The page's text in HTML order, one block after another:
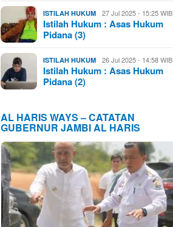
ISTILAH HUKUM 27 Jul 2025 - 15:25 WIB
Istilah Hukum : Asas Hukum
Pidana (3)
ISTILAH HUKUM 26 Jul 2025 - 14:58 WIB
Istilah Hukum : Asas Hukum
Pidana (2)
AL HARIS WAYS – CATATAN
GUBERNUR JAMBI AL HARIS